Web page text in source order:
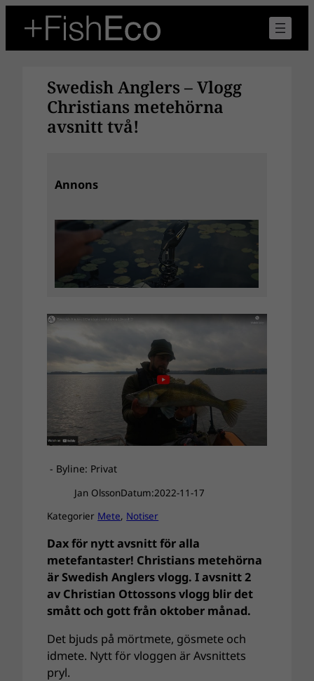
innehåll
Swedish Anglers – Vlogg
Christians metehörna
avsnitt två!
Annons
- Byline: Privat
Jan OlssonDatum:2022-11-17
Kategorier Mete, Notiser
Dax för nytt avsnitt för alla
metefantaster! Christians metehörna
är Swedish Anglers vlogg. I avsnitt 2
av Christian Ottossons vlogg blir det
smått och gott från oktober månad.
Det bjuds på mörtmete, gösmete och
idmete. Nytt för vloggen är Avsnittets
pryl.